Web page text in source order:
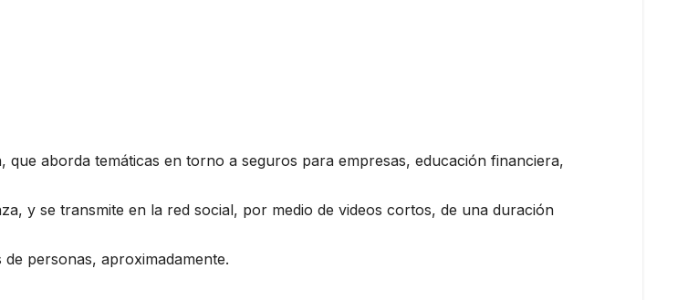
aborda temáticas en torno a seguros para empresas, educación financiera,
y se transmite en la red social, por medio de videos cortos, de una duración
personas, aproximadamente.